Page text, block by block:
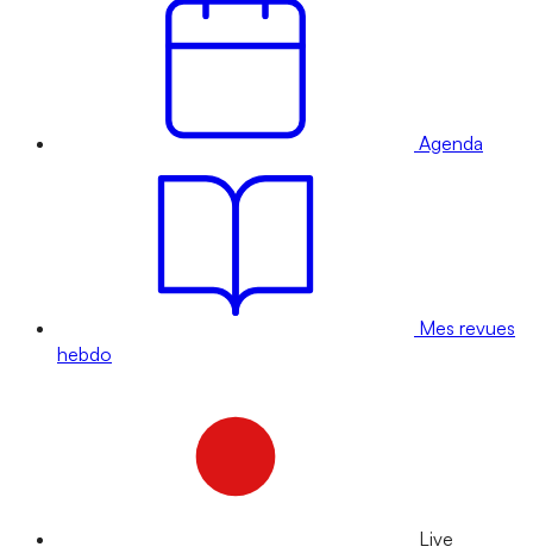
Agenda
Mes revues
hebdo
Live